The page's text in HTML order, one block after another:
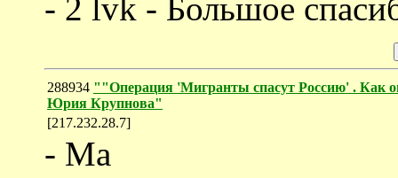
- 2 lvk - Большое
288934 ""Операция 'Мигранты спасут Россию' . Как
Юрия Крупнова"
[217.232.28.7]
- Ma